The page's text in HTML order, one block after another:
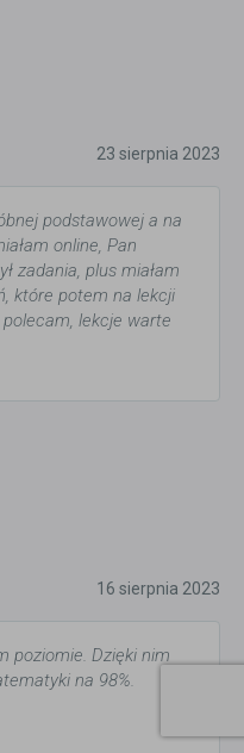
23 sierpnia 2023
podstawowej a na
online, Pan
zadania, plus miałam
które potem na lekcji
lekcje warte
16 sierpnia 2023
poziomie. Dzięki nim
na 98%.